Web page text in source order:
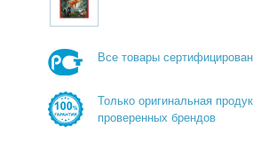
Все товары
Только оригинальная
проверенных брендов